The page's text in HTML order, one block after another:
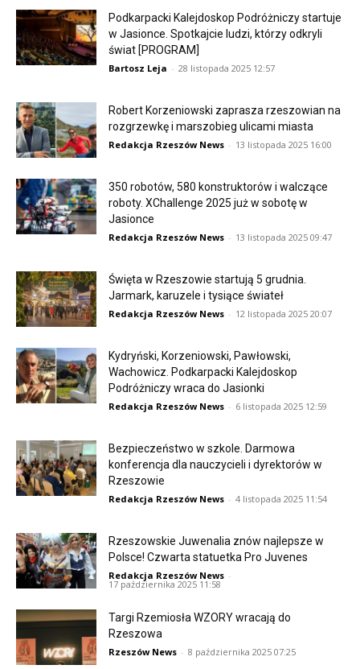
Podkarpacki Kalejdoskop Podróżniczy startuje
w Jasionce. Spotkajcie ludzi, którzy odkryli
świat [PROGRAM]
Bartosz Leja - 28 listopada 2025 12:57
Robert Korzeniowski zaprasza rzeszowian na
rozgrzewkę i marszobieg ulicami miasta
Redakcja Rzeszów News - 13 listopada 2025 16:00
350 robotów, 580 konstruktorów i walczące
roboty. XChallenge 2025 już w sobotę w
Jasionce
Redakcja Rzeszów News - 13 listopada 2025 09:47
Święta w Rzeszowie startują 5 grudnia.
Jarmark, karuzele i tysiące świateł
Redakcja Rzeszów News - 12 listopada 2025 20:07
Kydryński, Korzeniowski, Pawłowski,
Wachowicz. Podkarpacki Kalejdoskop
Podróżniczy wraca do Jasionki
Redakcja Rzeszów News - 6 listopada 2025 12:59
Bezpieczeństwo w szkole. Darmowa
konferencja dla nauczycieli i dyrektorów w
Rzeszowie
Redakcja Rzeszów News - 4 listopada 2025 11:54
Rzeszowskie Juwenalia znów najlepsze w
Polsce! Czwarta statuetka Pro Juvenes
Redakcja Rzeszów News -
17 października 2025 11:58
Targi Rzemiosła WZORY wracają do
Rzeszowa
Rzeszów News - 8 października 2025 07:25